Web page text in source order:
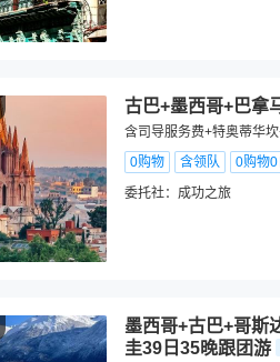
古巴+墨西哥+巴拿
含司导服务费+特奥蒂华
0购物
含领队
0购物
委托社： 成功之旅
墨西哥+古巴+哥斯
圭39日35晚跟团游